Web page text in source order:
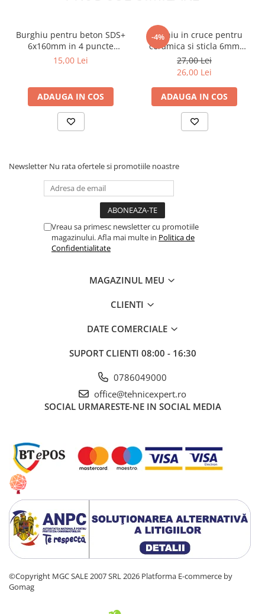
Saci pentru menaj
Elemente pentru prindere si fixare
Coliere din plastic
Lampi pe gaz, fludor
Magneti pentru sudura in unghi
Gletiere, spacluri si mistrii
Alte gletiere
Gletiere profesionale
Mistrii drepte si pentru colturi
Instrumente pentru scris si trasat
Markere permanente
Capsatoare si capse pentru
tapiterie
Chei combinate
Chei combinate cu clichet
Ciocane cauciucate
Ciocane cu maner din lemn
Ciocane dulgherie
Clesti papagali si suedezi
Clesti popnituri
Cuttere si lame pentru cutter
Burghiu pentru beton SDS+
6x160mm in 4 puncte
PROFESIONAL Draumet
15,00 Lei
ADAUGA IN COS
-4%
Burghiu in cruce pentru
ceramica si sticla 6mm
Draumet
27,00 Lei
26,00 Lei
ADAUGA IN COS
Newsletter Nu rata ofertele si promotiile noastre
Vreau sa primesc newsletter cu promotiile
magazinului. Afla mai multe in Politica de
Confidentialitate
MAGAZINUL MEU
CLIENTI
DATE COMERCIALE
SUPORT CLIENTI 08:00 - 16:30
0786049000
office@tehnicexpert.ro
SOCIAL URMARESTE-NE IN SOCIAL MEDIA
©Copyright MGC SALE 2007 SRL 2026 Platforma E-commerce by
Gomag